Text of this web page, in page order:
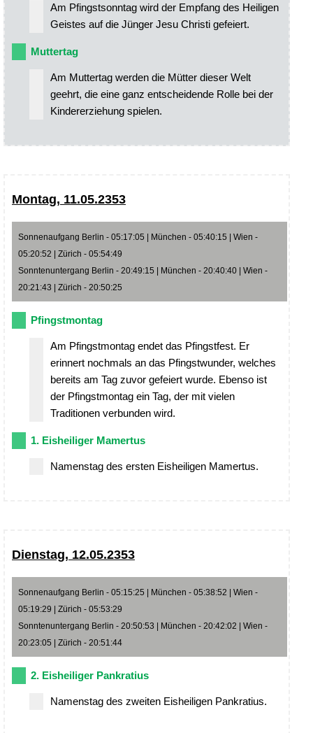
Am Pfingstsonntag wird der Empfang des Heiligen
Geistes auf die Jünger Jesu Christi gefeiert.
Muttertag
Am Muttertag werden die Mütter dieser Welt
geehrt, die eine ganz entscheidende Rolle bei der
Kindererziehung spielen.
Montag, 11.05.2353
Sonnenaufgang Berlin - 05:17:05 | München - 05:40:15 | Wien -
05:20:52 | Zürich - 05:54:49
Sonntenuntergang Berlin - 20:49:15 | München - 20:40:40 | Wien -
20:21:43 | Zürich - 20:50:25
Pfingstmontag
Am Pfingstmontag endet das Pfingstfest. Er
erinnert nochmals an das Pfingstwunder, welches
bereits am Tag zuvor gefeiert wurde. Ebenso ist
der Pfingstmontag ein Tag, der mit vielen
Traditionen verbunden wird.
1. Eisheiliger Mamertus
Namenstag des ersten Eisheiligen Mamertus.
Dienstag, 12.05.2353
Sonnenaufgang Berlin - 05:15:25 | München - 05:38:52 | Wien -
05:19:29 | Zürich - 05:53:29
Sonntenuntergang Berlin - 20:50:53 | München - 20:42:02 | Wien -
20:23:05 | Zürich - 20:51:44
2. Eisheiliger Pankratius
Namenstag des zweiten Eisheiligen Pankratius.